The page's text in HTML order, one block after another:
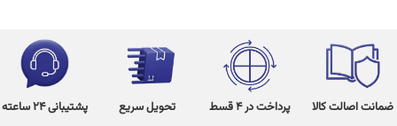
ضمانت اصالت کالا پرداخت در 4 قسط تحویل سریع پشتیبانی 24 ساعته